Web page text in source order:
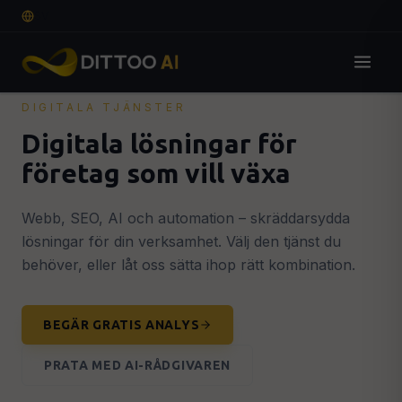
DIGITAL GRUND
Professionell hemsida som konverterar
🛒 E-handel
SEO-optimerad webshop för fler affärer
Logotyp, visuell identitet & guidelines
SYNLIGHET & TILLVÄXT
OFFERT
DIGITALA TJÄNSTER
Digitala lösningar för
företag som vill växa
Webb, SEO, AI och automation – skräddarsydda
lösningar för din verksamhet. Välj den tjänst du
behöver, eller låt oss sätta ihop rätt kombination.
BEGÄR GRATIS ANALYS
PRATA MED AI-RÅDGIVAREN